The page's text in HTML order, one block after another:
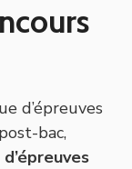
d’épreuves
bac,
d’épreuves